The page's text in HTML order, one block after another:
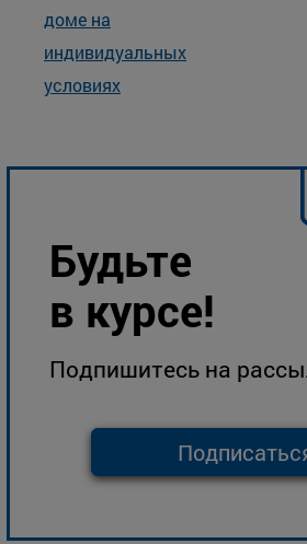
Будьте
в курсе!
Подпишитесь на
доме на
индивидуальных
условиях